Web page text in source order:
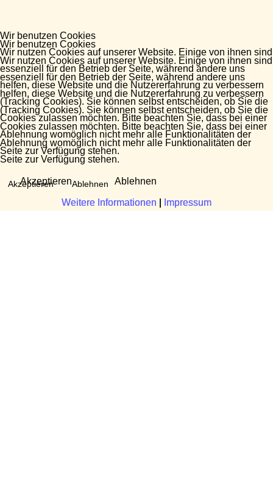
Wir benutzen Cookies
Wir nutzen Cookies auf unserer Website. Einige von ihnen sind
essenziell für den Betrieb der Seite, während andere uns
helfen, diese Website und die Nutzererfahrung zu verbessern
(Tracking Cookies). Sie können selbst entscheiden, ob Sie die
Cookies zulassen möchten. Bitte beachten Sie, dass bei einer
Ablehnung womöglich nicht mehr alle Funktionalitäten der
Seite zur Verfügung stehen.
Akzeptieren Ablehnen
Weitere Informationen Impressum
Wir benutzen Cookies
Wir nutzen Cookies auf unserer Website. Einige von ihnen sind
essenziell für den Betrieb der Seite, während andere uns
helfen, diese Website und die Nutzererfahrung zu verbessern
(Tracking Cookies). Sie können selbst entscheiden, ob Sie die
Cookies zulassen möchten. Bitte beachten Sie, dass bei einer
Ablehnung womöglich nicht mehr alle Funktionalitäten der
Seite zur Verfügung stehen.
Akzeptieren Ablehnen
Weitere Informationen Impressum